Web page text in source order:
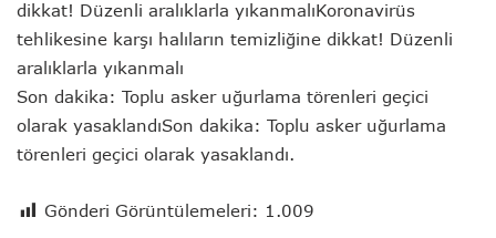
dikkat! Düzenli aralıklarla yıkanmalıKoronavirüs
tehlikesine karşı halıların temizliğine dikkat! Düzenli
aralıklarla yıkanmalı
Son dakika: Toplu asker uğurlama törenleri geçici
olarak yasaklandıSon dakika: Toplu asker uğurlama
törenleri geçici olarak yasaklandı.
Gönderi Görüntülemeleri: 1.009